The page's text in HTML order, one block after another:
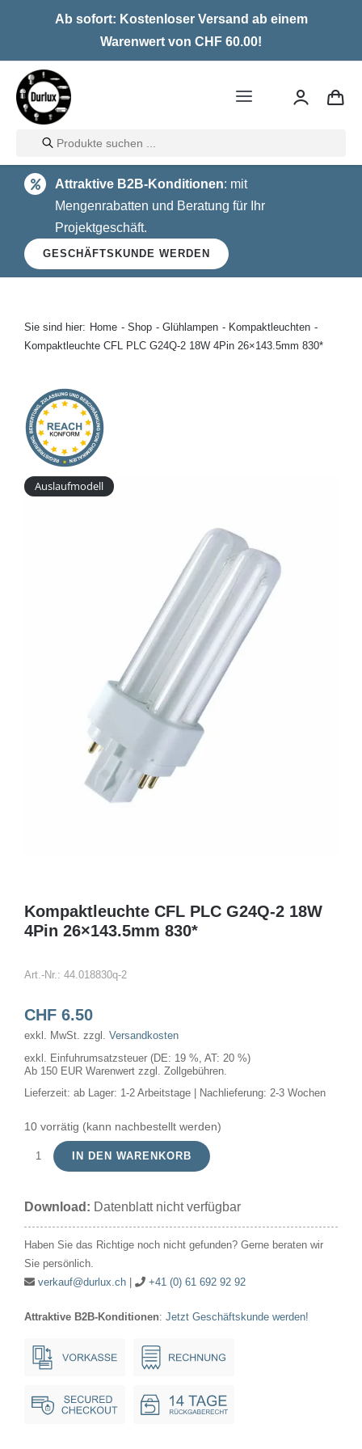
Ab sofort: Kostenloser Versand ab einem
Warenwert von CHF 60.00!
Toggle
Home
LED
Halogen
Glühlampen
Kontakt
Products
search
Attraktive B2B-Konditionen: mit
Mengenrabatten und Beratung für Ihr
Projektgeschäft.
GESCHÄFTSKUNDE WERDEN
Sie sind hier: Home Shop Glühlampen
Kompaktleuchten
Kompaktleuchte CFL PLC G24Q-2 18W 4Pin 26×143.5mm 830*
Auslaufmodell
Kompaktleuchte CFL PLC G24Q-2 18W
4Pin 26×143.5mm 830*
Art.-Nr.: 44.018830q-2
CHF6.50
exkl. MwSt. zzgl. Versandkosten
exkl. Einfuhrumsatzsteuer (DE: 19 %, AT: 20 %)
Ab 150 EUR Warenwert zzgl. Zollgebühren.
Lieferzeit: ab Lager: 1-2 Arbeitstage | Nachlieferung: 2-3 Wochen
10 vorrätig (kann nachbestellt werden)
Kompaktleuchte
PLC
18W
26x143.5mm
830*
Menge
IN DEN WARENKORB
Download: Datenblatt nicht verfügbar
Haben Sie das Richtige noch nicht gefunden? Gerne beraten wir
Sie persönlich.
verkauf@durlux.ch| +41 (0) 61 692 92 92
Attraktive B2B-Konditionen: Jetzt Geschäftskunde werden!